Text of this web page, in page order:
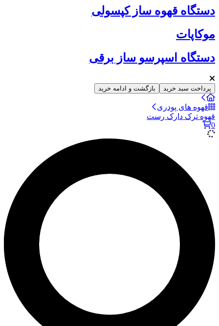
دستگاه قهوه ساز کپسولی
موکاپات
دستگاه اسپرسو ساز برقی
پرداخت سبد خرید بازگشت و ادامه خرید
قهوه های پودری
قهوه ترک دارک رست
0